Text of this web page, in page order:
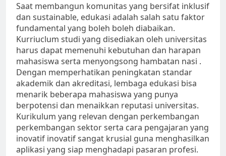
Saat membangun komunitas yang bersifat inklusif
dan sustainable, edukasi adalah salah satu faktor
fundamental yang boleh boleh diabaikan.
Kurriuclum studi yang disediakan oleh universitas
harus dapat memenuhi kebutuhan dan harapan
mahasiswa serta menyongsong hambatan nasi .
Dengan memperhatikan peningkatan standar
akademik dan akreditasi, lembaga edukasi bisa
menarik beberapa mahasiswa yang punya
berpotensi dan menaikkan reputasi universitas.
Kurikulum yang relevan dengan perkembangan
perkembangan sektor serta cara pengajaran yang
inovatif inovatif sangat krusial guna menghasilkan
aplikasi yang siap menghadapi pasaran profesi.